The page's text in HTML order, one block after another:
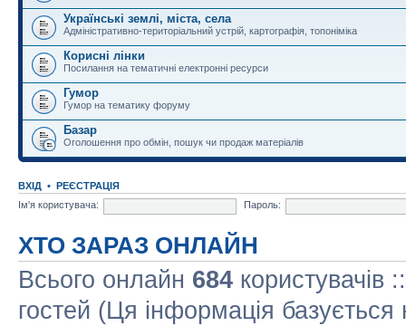
Українські землі, міста, села
Адміністративно-територіальний устрій, картографія, топоніміка
Корисні лінки
Посилання на тематичні електронні ресурси
Гумор
Гумор на тематику форуму
Базар
Оголошення про обмін, пошук чи продаж матеріалів
ВХІД • РЕЄСТРАЦІЯ
Ім'я користувача:
Пароль:
ХТО ЗАРАЗ ОНЛАЙН
Всього онлайн 684 користувачів
гостей (Ця інформація базується